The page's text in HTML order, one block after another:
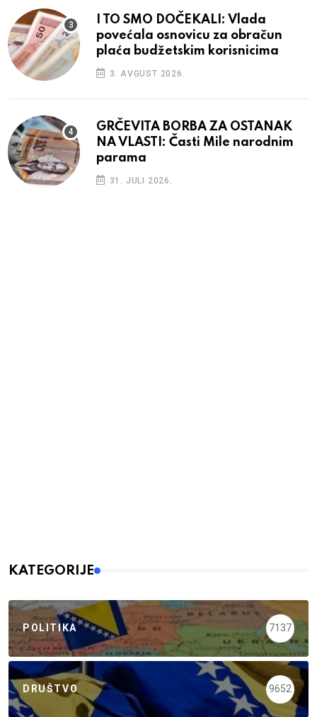
I TO SMO DOČEKALI: Vlada
povećala osnovicu za obračun
plaća budžetskim korisnicima
3. AVGUST 2026.
GRČEVITA BORBA ZA OSTANAK
NA VLASTI: Časti Mile narodnim
parama
31. JULI 2026.
KATEGORIJE
POLITIKA 7137
DRUŠTVO 9652